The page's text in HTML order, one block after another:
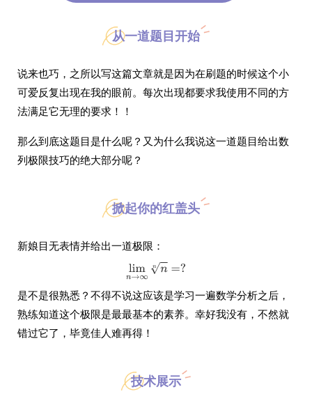
从一道题目开始
说来也巧，之所以写这篇文章就是因为在刷题的时候这个小
可爱反复出现在我的眼前。每次出现都要求我使用不同的方
法满足它无理的要求！！
那么到底这题目是什么呢？又为什么我说这一道题目给出数
列极限技巧的绝大部分呢？
掀起你的红盖头
新娘目无表情并给出一道极限：
是不是很熟悉？不得不说这应该是学习一遍数学分析之后，
熟练知道这个极限是最最基本的素养。幸好我没有，不然就
错过它了，毕竟佳人难再得！
技术展示